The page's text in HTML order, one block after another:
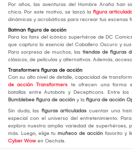
Por años, las aventuras del Hombre Araña han
chica. Por este motivo, se lanzó la figura
dinámicas y acrobáticas para recrear tus escenas
Batman figura de acción
Para los fans del icónico superhéroe de DC
que captura la esencia del Caballero Oscuro y
Para sorpresa de muchos, las tiendas de figuras
clásicos, de películas y alternativos. Además,
Transformers figuras de acción
Con su alto nivel de detalle, capacidad de
de acción Transformers te ofrecen una forma
batallas entre Autobots y Decepticons. Entre
Bumblebee figura de acción y la figura de acción
Sin duda, las figuras articuladas cuentan una
especial con el universo del entretenimiento. Para
explora nuestra amplia variedad de superhéroes,
más. Luego, elige tu muñeco de acción favorito y
Cyber Wow en Oechsle.